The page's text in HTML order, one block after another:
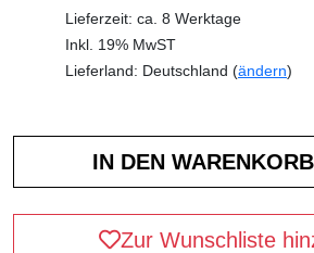
Lieferzeit: ca. 8 Werktage
Inkl. 19% MwST
Lieferland: Deutschland (ändern)
Zur Wunschliste